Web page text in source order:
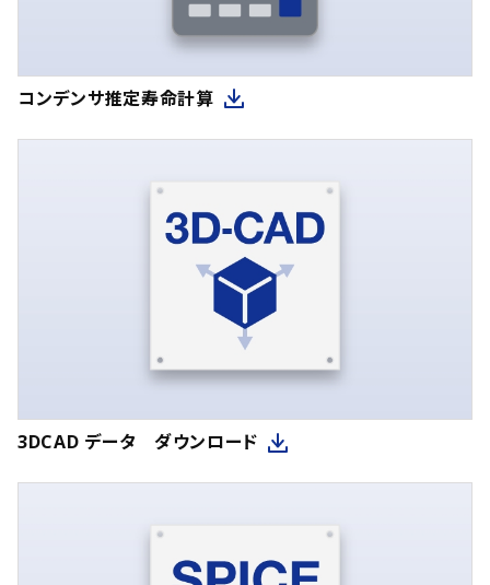
コンデンサ推定寿命計算
3DCAD データ ダウンロード